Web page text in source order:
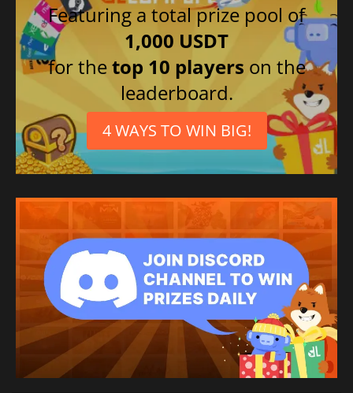
Featuring a total prize pool of
1,000 USDT
for thetop 10 players on the
leaderboard.
4 WAYS TO WIN BIG!